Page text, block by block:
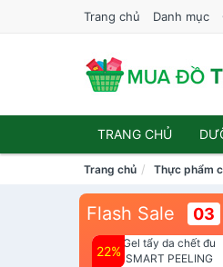
Trang chủ Danh mục
TRANG CHỦ
Trang chủ Thực phẩm
Flash Sale 03
22%